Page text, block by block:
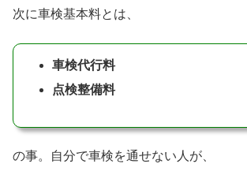
次に車検基本料とは、
車検代行料
点検整備料
の事。自分で車検を通せない人が、